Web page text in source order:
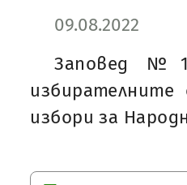
09.08.2022
Заповед
избори за